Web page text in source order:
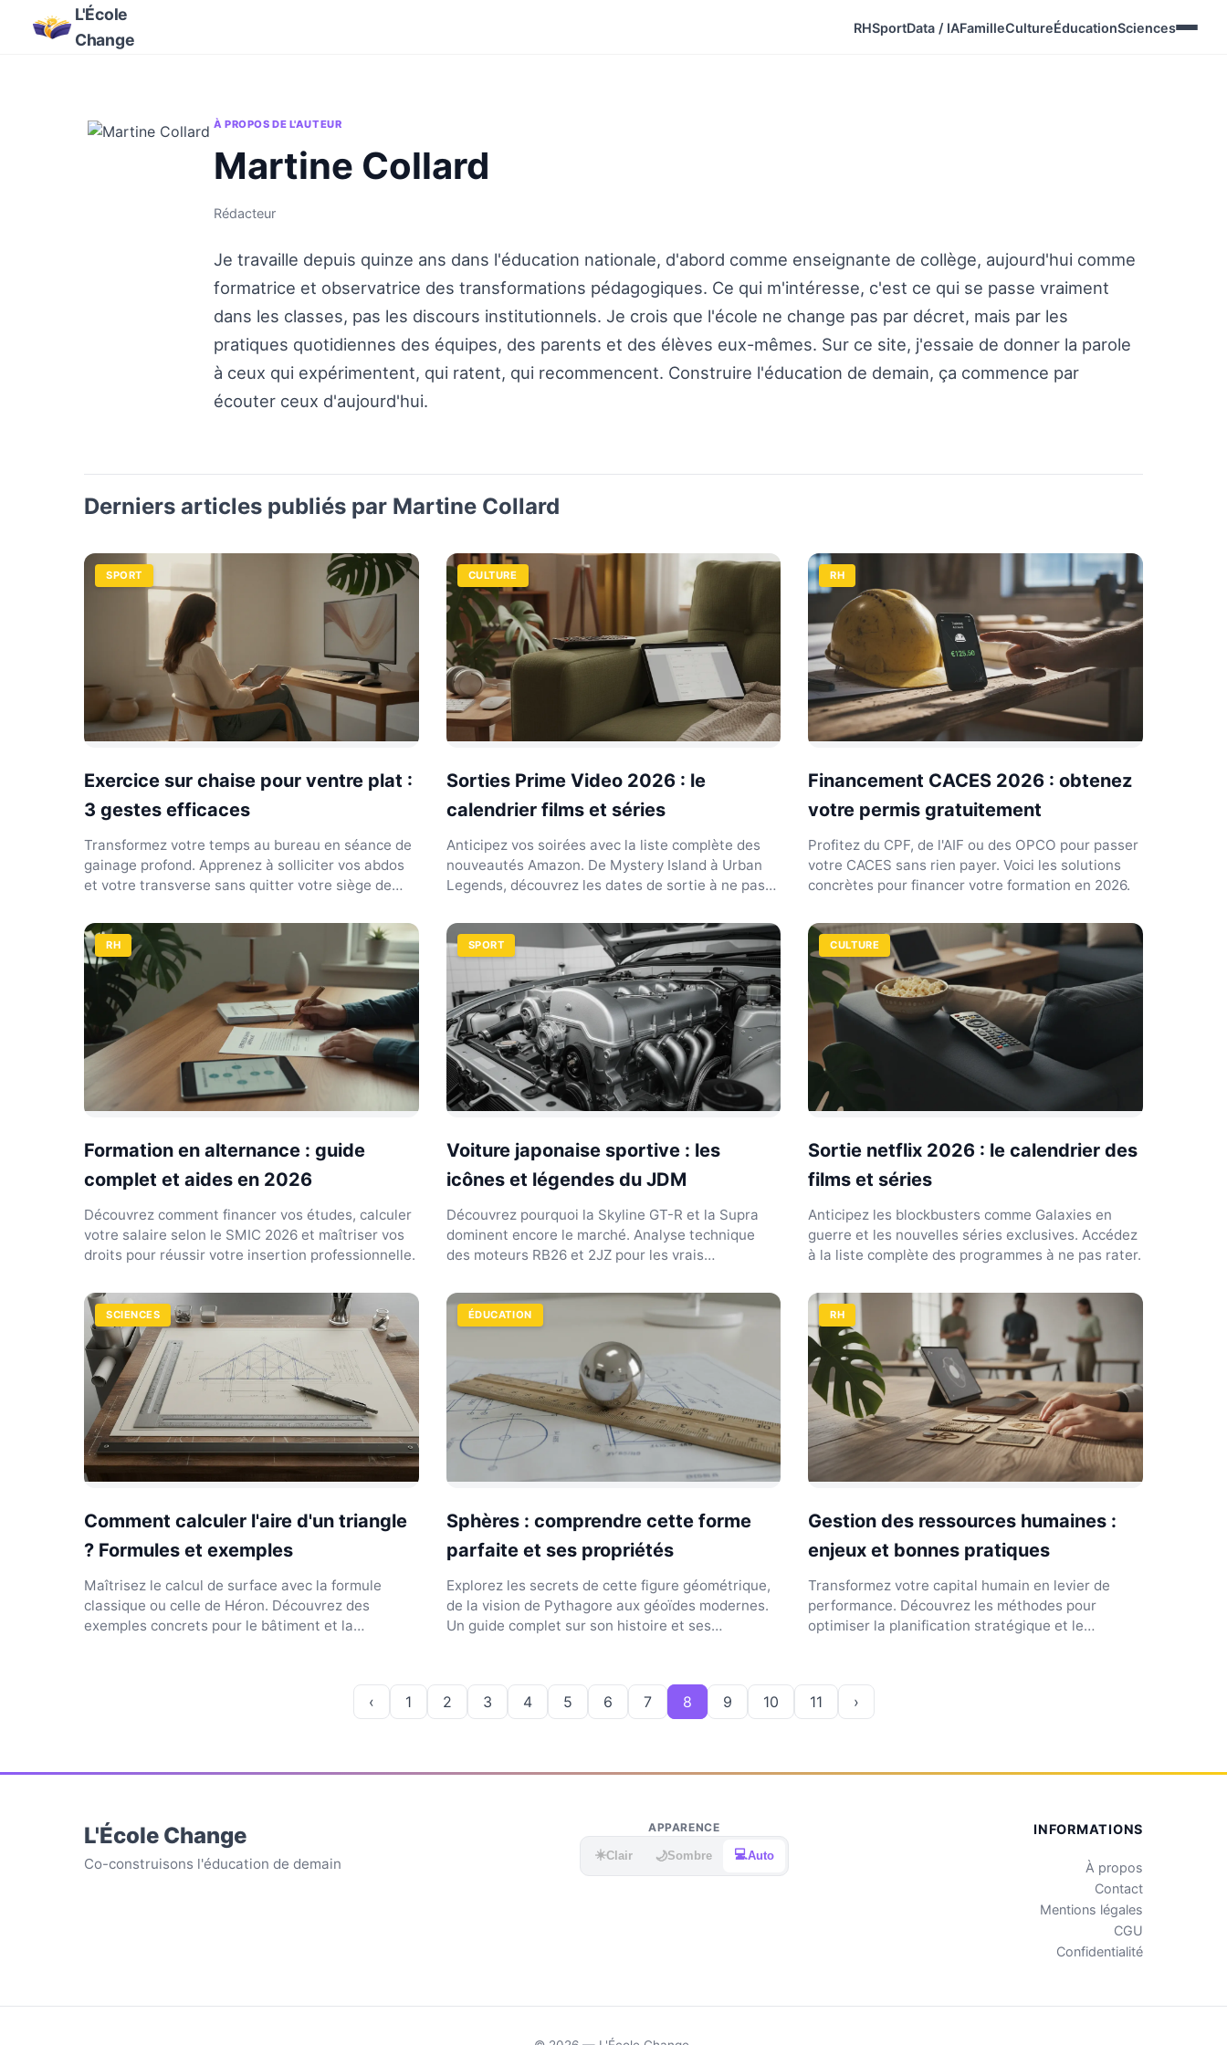
L'École
Change
RHSportData / IAFamilleCultureÉducationSciences
À PROPOS DE L'AUTEUR
Martine Collard
Rédacteur
Je travaille depuis quinze ans dans l'éducation nationale, d'abord comme enseignante de collège, aujourd'hui comme
formatrice et observatrice des transformations pédagogiques. Ce qui m'intéresse, c'est ce qui se passe vraiment
dans les classes, pas les discours institutionnels. Je crois que l'école ne change pas par décret, mais par les
pratiques quotidiennes des équipes, des parents et des élèves eux-mêmes. Sur ce site, j'essaie de donner la parole
à ceux qui expérimentent, qui ratent, qui recommencent. Construire l'éducation de demain, ça commence par
écouter ceux d'aujourd'hui.
Derniers articles publiés par Martine Collard
SPORT
Exercice sur chaise pour ventre plat :
3 gestes efficaces
Transformez votre temps au bureau en séance de
gainage profond. Apprenez à solliciter vos abdos
et votre transverse sans quitter votre siège de
CULTURE
Sorties Prime Video 2026 : le
calendrier films et séries
Anticipez vos soirées avec la liste complète des
nouveautés Amazon. De Mystery Island à Urban
Legends, découvrez les dates de sortie à ne pas
RH
Financement CACES 2026 : obtenez
votre permis gratuitement
Profitez du CPF, de l'AIF ou des OPCO pour passer
votre CACES sans rien payer. Voici les solutions
concrètes pour financer votre formation en 2026.
RH
Formation en alternance : guide
complet et aides en 2026
Découvrez comment financer vos études, calculer
votre salaire selon le SMIC 2026 et maîtriser vos
droits pour réussir votre insertion professionnelle.
SPORT
Voiture japonaise sportive : les
icônes et légendes du JDM
Découvrez pourquoi la Skyline GT-R et la Supra
dominent encore le marché. Analyse technique
des moteurs RB26 et 2JZ pour les vrais
CULTURE
Sortie netflix 2026 : le calendrier des
films et séries
Anticipez les blockbusters comme Galaxies en
guerre et les nouvelles séries exclusives. Accédez
à la liste complète des programmes à ne pas rater.
SCIENCES
Comment calculer l'aire d'un triangle
? Formules et exemples
Maîtrisez le calcul de surface avec la formule
classique ou celle de Héron. Découvrez des
exemples concrets pour le bâtiment et la
ÉDUCATION
Sphères : comprendre cette forme
parfaite et ses propriétés
Explorez les secrets de cette figure géométrique,
de la vision de Pythagore aux géoïdes modernes.
Un guide complet sur son histoire et ses
RH
Gestion des ressources humaines :
enjeux et bonnes pratiques
Transformez votre capital humain en levier de
performance. Découvrez les méthodes pour
optimiser la planification stratégique et le
‹ 1 2 3 4 5 6 7 8 9 10 11 ›
L'École Change
Co-construisons l'éducation de demain
APPARENCE
☀️Clair 🌙Sombre 💻Auto
INFORMATIONS
À propos
Contact
Mentions légales
CGU
Confidentialité